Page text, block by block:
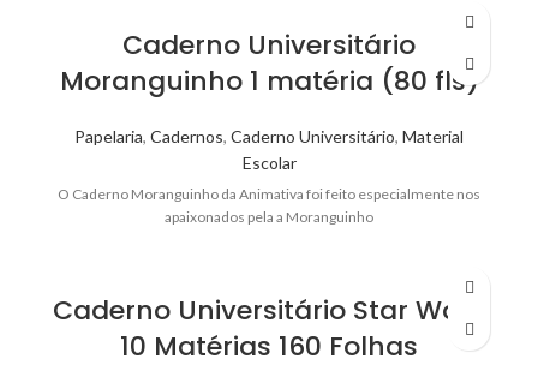
Caderno Universitário
Moranguinho 1 matéria (80 fls)
Papelaria, Cadernos, Caderno Universitário, Material
Escolar
O Caderno Moranguinho da Animativa foi feito especialmente nos
apaixonados pela a Moranguinho
Caderno Universitário Star Wars
10 Matérias 160 Folhas